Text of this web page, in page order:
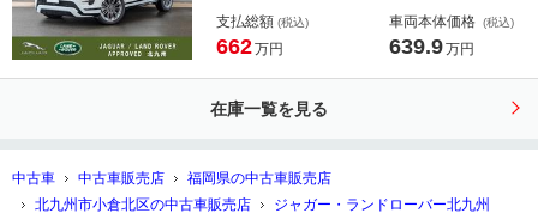
イメートパック スライディングパノ
ラミックルーフ コントラストルー
支払総額 (税込)
662万円
車両本体価格 (税込)
639.9万円
在庫一覧を見る
中古車 中古車販売店
福岡県の中古車販売店
北九州市小倉北区の中古車販売店
ジャガー・ランドローバー北九州